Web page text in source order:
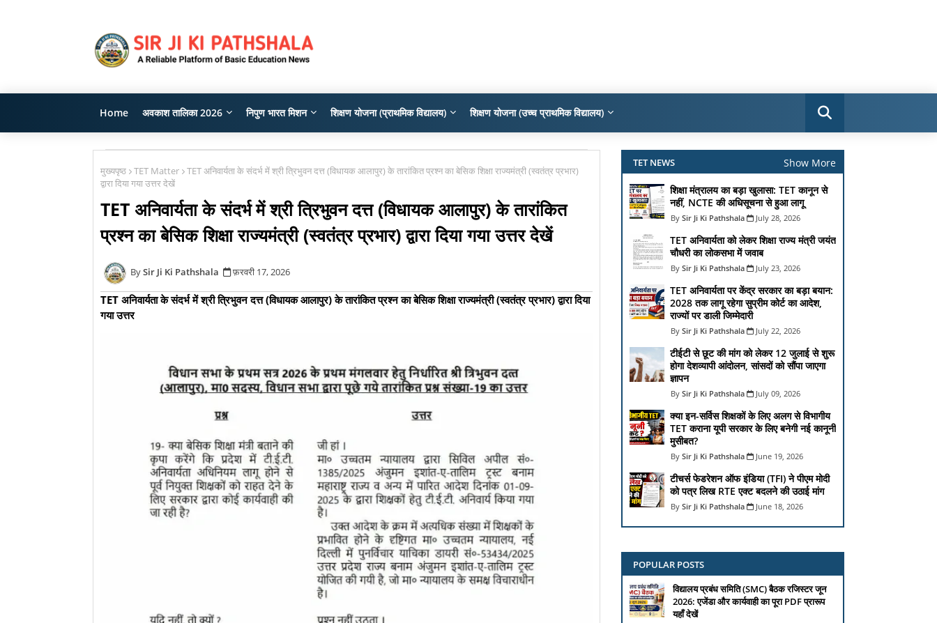
Home अवकाश तालिका 2026 निपुण भारत मिशन शिक्षण योजना (प्राथमिक विद्यालय) शिक्षण योजना (उच्च प्राथमिक विद्यालय)
मुख्यपृष्ठ TET Matter
TET अनिवार्यता के संदर्भ में श्री त्रिभुवन दत्त (विधायक आलापुर) के तारांकित प्रश्न का बेसिक शिक्षा राज्यमंत्री (स्वतंत्र प्रभार)
द्वारा दिया गया उत्तर देखें
TET अनिवार्यता के संदर्भ में श्री त्रिभुवन दत्त (विधायक आलापुर) के तारांकित
प्रश्न का बेसिक शिक्षा राज्यमंत्री (स्वतंत्र प्रभार) द्वारा दिया गया उत्तर देखें
Sir Ji Ki Pathshala फ़रवरी 17, 2026
TET अनिवार्यता के संदर्भ में श्री त्रिभुवन दत्त (विधायक आलापुर) के तारांकित प्रश्न का बेसिक शिक्षा राज्यमंत्री (स्वतंत्र प्रभार) द्वारा दिया
गया उत्तर
TET NEWS Show More
शिक्षा मंत्रालय का बड़ा खुलासा: TET कानून से
नहीं, NCTE की अधिसूचना से हुआ लागू
Sir Ji Ki Pathshala July 28, 2026
TET अनिवार्यता को लेकर शिक्षा राज्य मंत्री जयंत
चौधरी का लोकसभा में जवाब
Sir Ji Ki Pathshala July 23, 2026
TET अनिवार्यता पर केंद्र सरकार का बड़ा बयान:
2028 तक लागू रहेगा सुप्रीम कोर्ट का आदेश,
राज्यों पर डाली जिम्मेदारी
Sir Ji Ki Pathshala July 22, 2026
टीईटी से छूट की मांग को लेकर 12 जुलाई से शुरू
होगा देशव्यापी आंदोलन, सांसदों को सौंपा जाएगा
ज्ञापन
Sir Ji Ki Pathshala July 09, 2026
क्या इन-सर्विस शिक्षकों के लिए अलग से विभागीय
TET कराना यूपी सरकार के लिए बनेगी नई कानूनी
मुसीबत?
Sir Ji Ki Pathshala June 19, 2026
टीचर्स फेडरेशन ऑफ इंडिया (TFI) ने पीएम मोदी
को पत्र लिख RTE एक्ट बदलने की उठाई मांग
Sir Ji Ki Pathshala June 18, 2026
POPULAR POSTS
विद्यालय प्रबंध समिति (SMC) बैठक रजिस्टर जून
2026: एजेंडा और कार्यवाही का पूरा PDF प्रारूप
यहाँ देखें